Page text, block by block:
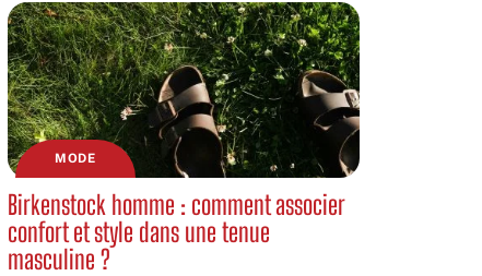
MODE
Birkenstock homme : comment associer
confort et style dans une tenue
masculine ?